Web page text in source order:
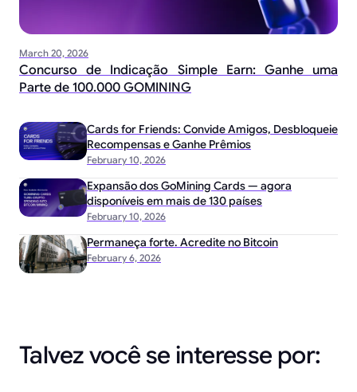
March 20, 2026
Concurso de Indicação Simple Earn: Ganhe uma
Parte de 100.000 GOMINING
February 10, 2026
Cards for Friends: Convide Amigos, Desbloqueie
Recompensas e Ganhe Prêmios
February 10, 2026
Expansão dos GoMining Cards — agora
disponíveis em mais de 130 países
February 6, 2026
Permaneça forte. Acredite no Bitcoin
Talvez você se interesse por: